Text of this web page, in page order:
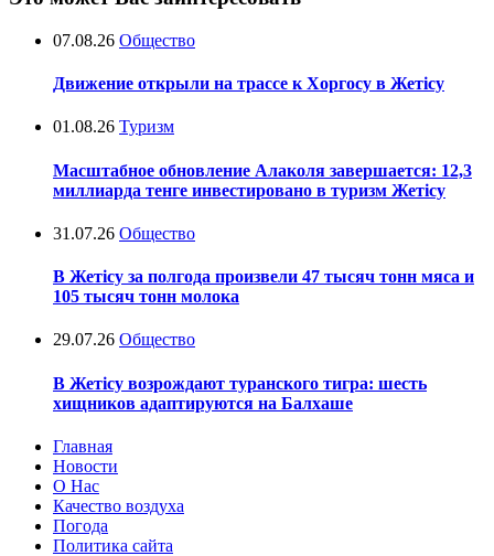
07.08.26 Общество
Движение открыли на трассе к Хоргосу в Жетісу
01.08.26 Туризм
Масштабное обновление Алаколя завершается: 12,3
миллиарда тенге инвестировано в туризм Жетісу
31.07.26 Общество
В Жетісу за полгода произвели 47 тысяч тонн мяса и
105 тысяч тонн молока
29.07.26 Общество
В Жетісу возрождают туранского тигра: шесть
хищников адаптируются на Балхаше
Главная
Новости
О Нас
Качество воздуха
Погода
Политика сайта